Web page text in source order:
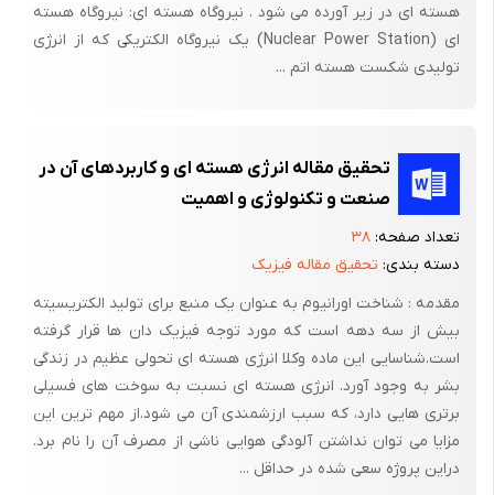
پرتو دهی بسیاری از مضرات روش های قبل جبران شده وبا استفاده ی
بهینه از این تکنیک ها می توان از آسیب های وارده بر محصولات
مقدمه
انرژی هسته ای کاربرداری زیاد در کشاورزی دارد. لازم به ذکر است
انرژی هسته ای به تمامی انرژی های دیگر قابل تبدیل است ولی هیچ
انرژی به انرژی هسته ای تبدیل نمی شود.
انرژی هسته ای خدمات برجسته ای در زمینه های مختلف دارد که
مهمترین خدمت آن را می توان در بخش کشاورزی در نظر گرفت؛
افزایش جمعیت و نیاز روز افزون به غذا، آب و حتی صادرات محصولات
غذایی محتاج علمی است که بتواند به این نیازها پاسخ دهد.
امروزه استفاده صلح آمیز از انرژی هسته ای در بسیاری از کشورهای
هسته ای در زیر آورده می شود . نیروگاه هسته ای: نیروگاه هسته
ای (Nuclear Power Station) یک نیروگاه الکتریکی که از انرژی
تولیدی شکست هسته اتم ...
تحقیق مقاله انرژی هسته ای و کاربردهای آن در
صنعت و تکنولوژی و اهمیت
تعداد صفحه: ۳۸
دسته بندی: تحقیق مقاله فیزیک
مقدمه : شناخت اورانیوم به عنوان یک منبع برای تولید الکتریسیته
بیش از سه دهه است که مورد توجه فیزیک دان ها قرار گرفته
است.شناسایی این ماده وکلا انرژی هسته ای تحولی عظیم در زندگی
بشر به وجود آورد. انرژی هسته ای نسبت به سوخت های فسیلی
برتری هایی دارد، که سبب ارزشمندی آن می شود.از مهم ترین این
مزایا می توان نداشتن آلودگی هوایی ناشی از مصرف آن را نام برد.
دراین پروژه سعی شده در حداقل ...